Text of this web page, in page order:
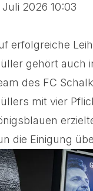
Juli 2026 10:03
erfolgreiche
gehört auch
des FC
mit vier
die Einigung